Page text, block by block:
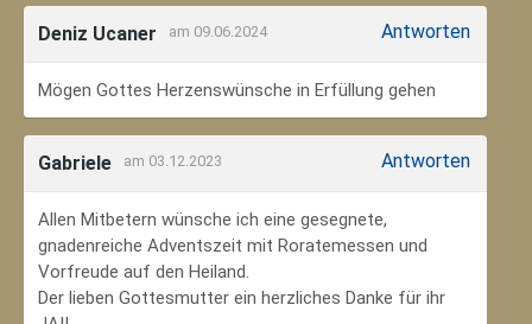
Deniz Ucaner am 09.06.2024 Antworten
Mögen Gottes Herzenswünsche in Erfüllung gehen
Gabriele am 03.12.2023 Antworten
Allen Mitbetern wünsche ich eine gesegnete,
gnadenreiche Adventszeit mit Roratemessen und
Vorfreude auf den Heiland.
Der lieben Gottesmutter ein herzliches Danke für ihr